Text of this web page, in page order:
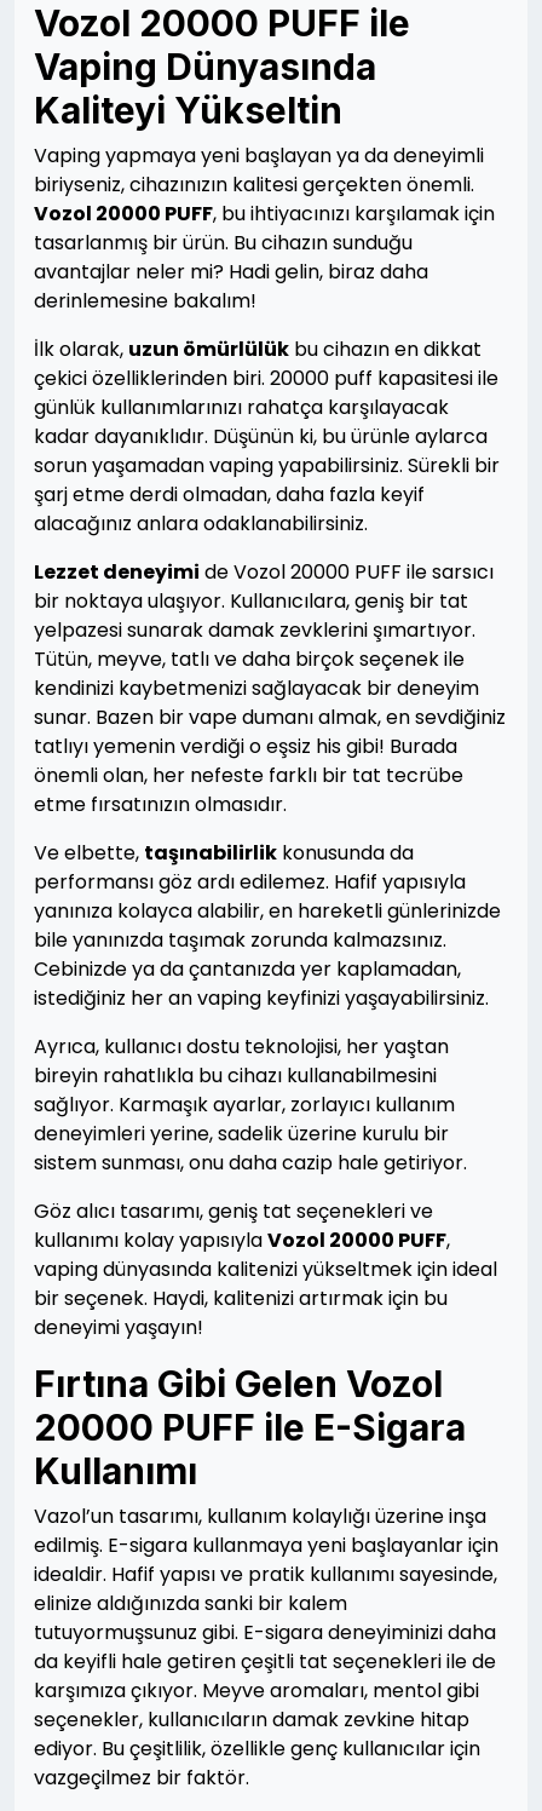
Vozol 20000 PUFF ile
Vaping Dünyasında
Kaliteyi Yükseltin
Vaping yapmaya yeni başlayan ya da deneyimli
biriyseniz, cihazınızın kalitesi gerçekten önemli.
Vozol 20000 PUFF, bu ihtiyacınızı karşılamak için
tasarlanmış bir ürün. Bu cihazın sunduğu
avantajlar neler mi? Hadi gelin, biraz daha
derinlemesine bakalım!
İlk olarak, uzun ömürlülük bu cihazın en dikkat
çekici özelliklerinden biri. 20000 puff kapasitesi ile
günlük kullanımlarınızı rahatça karşılayacak
kadar dayanıklıdır. Düşünün ki, bu ürünle aylarca
sorun yaşamadan vaping yapabilirsiniz. Sürekli bir
şarj etme derdi olmadan, daha fazla keyif
alacağınız anlara odaklanabilirsiniz.
Lezzet deneyimi de Vozol 20000 PUFF ile sarsıcı
bir noktaya ulaşıyor. Kullanıcılara, geniş bir tat
yelpazesi sunarak damak zevklerini şımartıyor.
Tütün, meyve, tatlı ve daha birçok seçenek ile
kendinizi kaybetmenizi sağlayacak bir deneyim
sunar. Bazen bir vape dumanı almak, en sevdiğiniz
tatlıyı yemenin verdiği o eşsiz his gibi! Burada
önemli olan, her nefeste farklı bir tat tecrübe
etme fırsatınızın olmasıdır.
Ve elbette, taşınabilirlik konusunda da
performansı göz ardı edilemez. Hafif yapısıyla
yanınıza kolayca alabilir, en hareketli günlerinizde
bile yanınızda taşımak zorunda kalmazsınız.
Cebinizde ya da çantanızda yer kaplamadan,
istediğiniz her an vaping keyfinizi yaşayabilirsiniz.
Ayrıca, kullanıcı dostu teknolojisi, her yaştan
bireyin rahatlıkla bu cihazı kullanabilmesini
sağlıyor. Karmaşık ayarlar, zorlayıcı kullanım
deneyimleri yerine, sadelik üzerine kurulu bir
sistem sunması, onu daha cazip hale getiriyor.
Göz alıcı tasarımı, geniş tat seçenekleri ve
kullanımı kolay yapısıylaVozol 20000 PUFF,
vaping dünyasında kalitenizi yükseltmek için ideal
bir seçenek. Haydi, kalitenizi artırmak için bu
deneyimi yaşayın!
Fırtına Gibi Gelen Vozol
20000 PUFF ile E-Sigara
Kullanımı
Vazol’un tasarımı, kullanım kolaylığı üzerine inşa
edilmiş. E-sigara kullanmaya yeni başlayanlar için
idealdir. Hafif yapısı ve pratik kullanımı sayesinde,
elinize aldığınızda sanki bir kalem
tutuyormuşsunuz gibi. E-sigara deneyiminizi daha
da keyifli hale getiren çeşitli tat seçenekleri ile de
karşımıza çıkıyor. Meyve aromaları, mentol gibi
seçenekler, kullanıcıların damak zevkine hitap
ediyor. Bu çeşitlilik, özellikle genç kullanıcılar için
vazgeçilmez bir faktör.